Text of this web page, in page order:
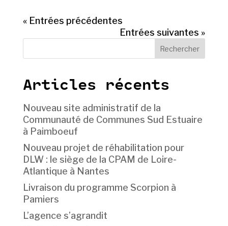
« Entrées précédentes
Entrées suivantes »
Rechercher
Articles récents
Nouveau site administratif de la
Communauté de Communes Sud Estuaire
à Paimboeuf
Nouveau projet de réhabilitation pour
DLW : le siège de la CPAM de Loire-
Atlantique à Nantes
Livraison du programme Scorpion à
Pamiers
L’agence s’agrandit